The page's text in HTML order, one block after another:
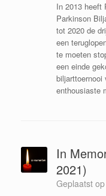
In 2013 heeft
Parkinson
tot 2020 de
een
te moeten
een einde
enthousiaste
In
2021)
Geplaatst op